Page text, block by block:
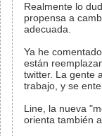
Realmente lo
propensa a
adecuada.
Ya he
están
twitter. La gente
trabajo, y se
Line, la nueva
orienta también